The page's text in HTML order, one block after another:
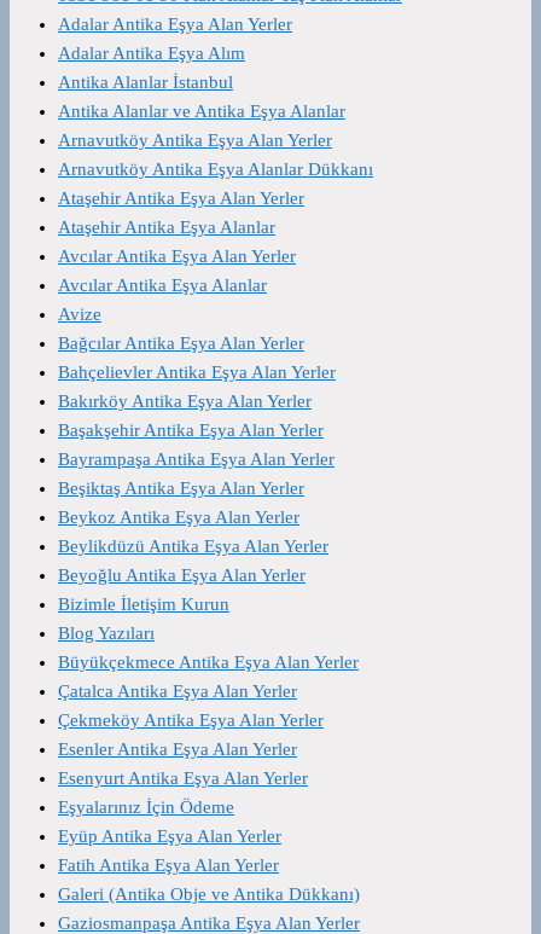
Adalar Antika Eşya Alan Yerler
Adalar Antika Eşya Alım
Antika Alanlar İstanbul
Antika Alanlar ve Antika Eşya Alanlar
Arnavutköy Antika Eşya Alan Yerler
Arnavutköy Antika Eşya Alanlar Dükkanı
Ataşehir Antika Eşya Alan Yerler
Ataşehir Antika Eşya Alanlar
Avcılar Antika Eşya Alan Yerler
Avcılar Antika Eşya Alanlar
Avize
Bağcılar Antika Eşya Alan Yerler
Bahçelievler Antika Eşya Alan Yerler
Bakırköy Antika Eşya Alan Yerler
Başakşehir Antika Eşya Alan Yerler
Bayrampaşa Antika Eşya Alan Yerler
Beşiktaş Antika Eşya Alan Yerler
Beykoz Antika Eşya Alan Yerler
Beylikdüzü Antika Eşya Alan Yerler
Beyoğlu Antika Eşya Alan Yerler
Bizimle İletişim Kurun
Blog Yazıları
Büyükçekmece Antika Eşya Alan Yerler
Çatalca Antika Eşya Alan Yerler
Çekmeköy Antika Eşya Alan Yerler
Esenler Antika Eşya Alan Yerler
Esenyurt Antika Eşya Alan Yerler
Eşyalarınız İçin Ödeme
Eyüp Antika Eşya Alan Yerler
Fatih Antika Eşya Alan Yerler
Galeri (Antika Obje ve Antika Dükkanı)
Gaziosmanpaşa Antika Eşya Alan Yerler